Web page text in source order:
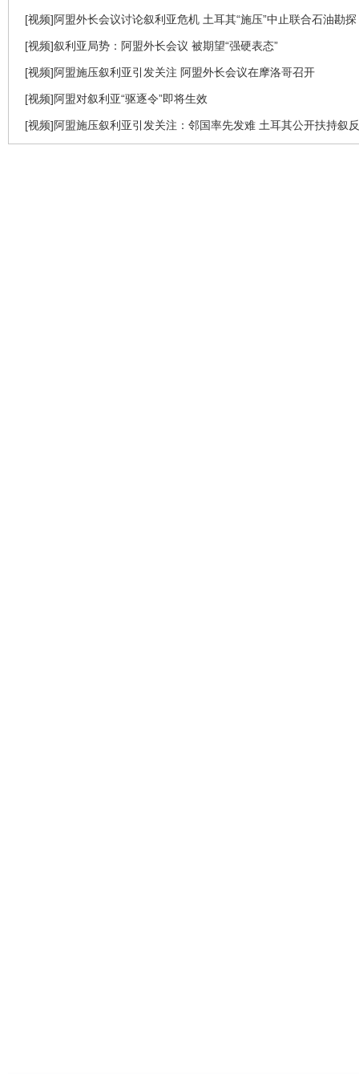
[视频]阿盟外长会议讨论叙利亚危机 土耳其“施压”中止联合石油勘探
[视频]叙利亚局势：阿盟外长会议 被期望“强硬表态”
[视频]阿盟施压叙利亚引发关注 阿盟外长会议在摩洛哥召开
[视频]阿盟对叙利亚“驱逐令”即将生效
[视频]阿盟施压叙利亚引发关注：邻国率先发难 土耳其公开扶持叙